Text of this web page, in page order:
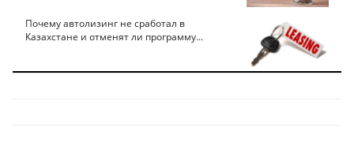
Почему автолизинг не сработал в
Казахстане и отменят ли программу...